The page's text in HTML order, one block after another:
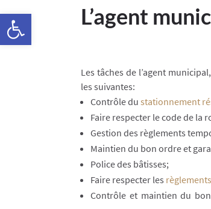
L’agent
Les tâches de l’agent
les suivantes:
Contrôle dustationnement
Faire respecter le code de la
Gestion des règlements
Maintien du bon ordre et
Police des bâtisses;
Faire respecter les
Contrôle et maintien du
Ouvrir la barre d’outils